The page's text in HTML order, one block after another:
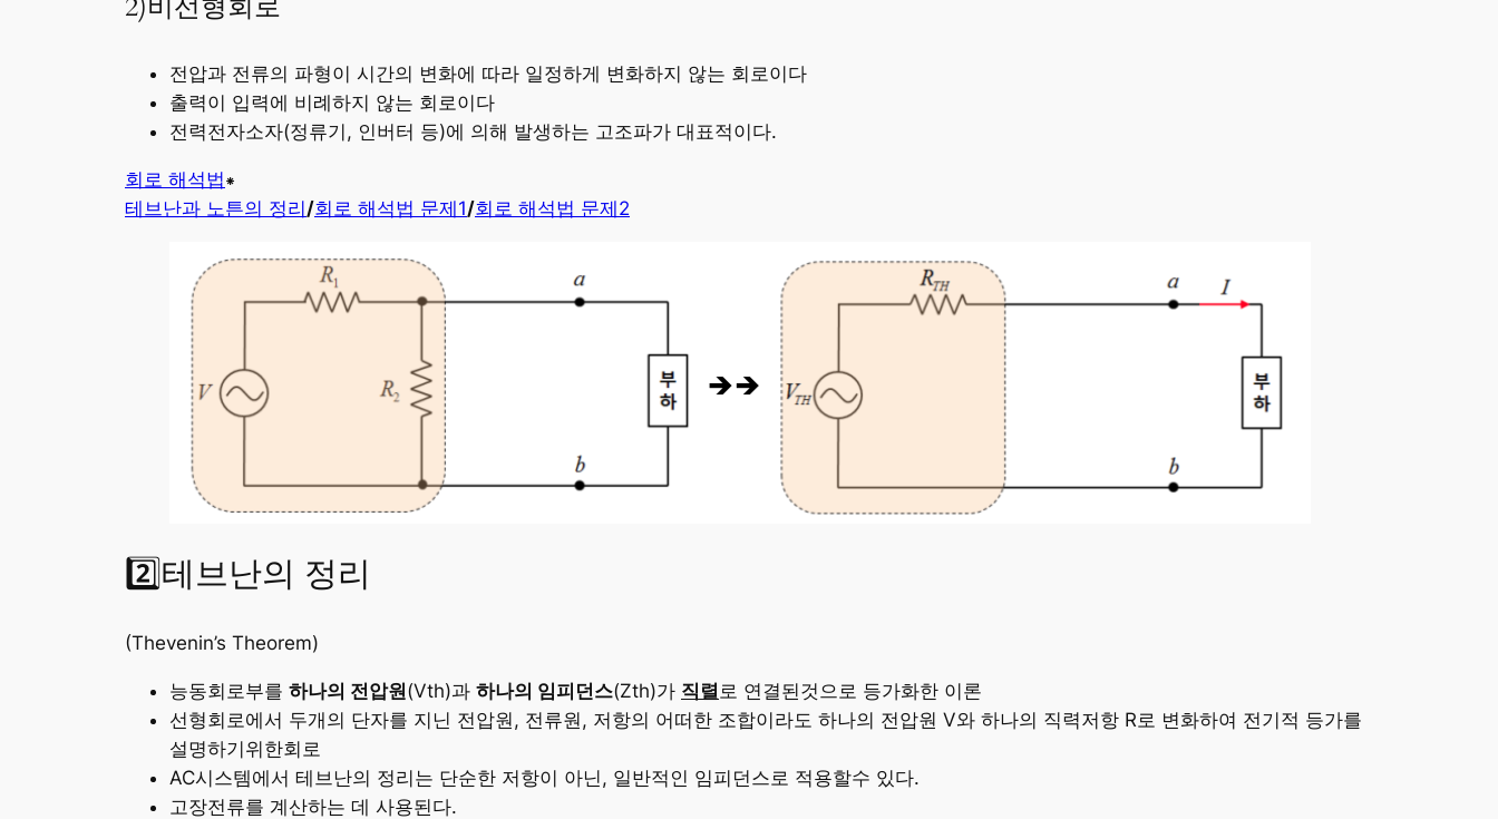
2)비선형회로
전압과 전류의 파형이 시간의 변화에 따라 일정하게 변화하지 않는 회로이다
출력이 입력에 비례하지 않는 회로이다
전력전자소자(정류기, 인버터 등)에 의해 발생하는 고조파가 대표적이다.
회로 해석법⁕
테브난과 노튼의 정리/회로 해석법 문제1/회로 해석법 문제2
2️⃣테브난의 정리
(Thevenin’s Theorem)
능동회로부를 하나의 전압원(Vth)과 하나의 임피던스(Zth)가 직렬 로 연결된것으로 등가화한 이론
선형회로에서 두개의 단자를 지닌 전압원, 전류원, 저항의 어떠한 조합이라도 하나의 전압원 V와 하나의 직력저항 R로 변화하여 전기적 등가를
설명하기위한회로
AC시스템에서 테브난의 정리는 단순한 저항이 아닌, 일반적인 임피던스로 적용할수 있다.
고장전류를 계산하는 데 사용된다.